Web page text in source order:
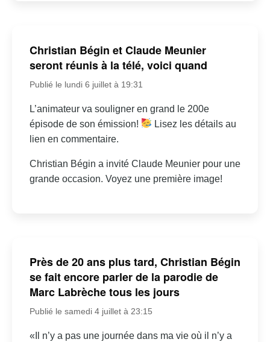
Christian Bégin et Claude Meunier
seront réunis à la télé, voici quand
Publié le lundi 6 juillet à 19:31
L’animateur va souligner en grand le 200e
épisode de son émission!
Lisez les détails au
lien en commentaire.
Christian Bégin a invité Claude Meunier pour une
grande occasion. Voyez une première image!
Près de 20 ans plus tard, Christian Bégin
se fait encore parler de la parodie de
Marc Labrèche tous les jours
Publié le samedi 4 juillet à 23:15
«Il n’y a pas une journée dans ma vie où il n’y a